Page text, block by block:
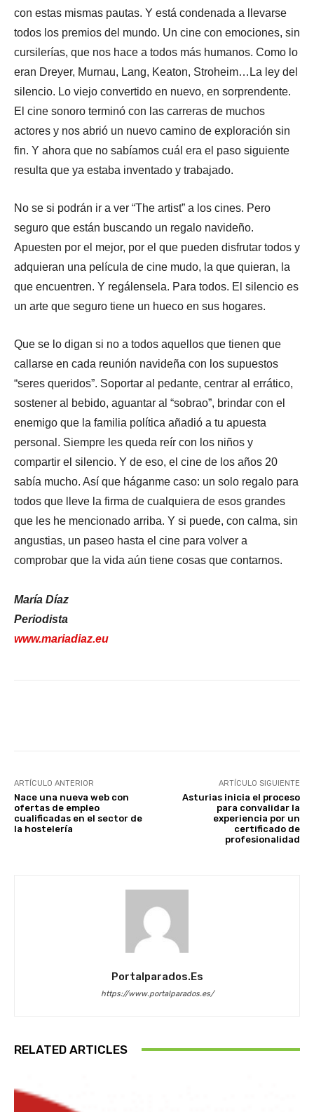
con estas mismas pautas. Y está condenada a llevarse
todos los premios del mundo. Un cine con emociones, sin
cursilerías, que nos hace a todos más humanos. Como lo
eran Dreyer, Murnau, Lang, Keaton, Stroheim…La ley del
silencio. Lo viejo convertido en nuevo, en sorprendente.
El cine sonoro terminó con las carreras de muchos
actores y nos abrió un nuevo camino de exploración sin
fin. Y ahora que no sabíamos cuál era el paso siguiente
resulta que ya estaba inventado y trabajado.
No se si podrán ir a ver “The artist” a los cines. Pero
seguro que están buscando un regalo navideño.
Apuesten por el mejor, por el que pueden disfrutar todos y
adquieran una película de cine mudo, la que quieran, la
que encuentren. Y regálensela. Para todos. El silencio es
un arte que seguro tiene un hueco en sus hogares.
Que se lo digan si no a todos aquellos que tienen que
callarse en cada reunión navideña con los supuestos
“seres queridos”. Soportar al pedante, centrar al errático,
sostener al bebido, aguantar al “sobrao”, brindar con el
enemigo que la familia política añadió a tu apuesta
personal. Siempre les queda reír con los niños y
compartir el silencio. Y de eso, el cine de los años 20
sabía mucho. Así que háganme caso: un solo regalo para
todos que lleve la firma de cualquiera de esos grandes
que les he mencionado arriba. Y si puede, con calma, sin
angustias, un paseo hasta el cine para volver a
comprobar que la vida aún tiene cosas que contarnos.
María Díaz
Periodista
www.mariadiaz.eu
ARTÍCULO ANTERIOR
Nace una nueva web con
ofertas de empleo
cualificadas en el sector de
la hostelería
ARTÍCULO SIGUIENTE
Asturias inicia el proceso
para convalidar la
experiencia por un
certificado de
profesionalidad
Portalparados.es
https://www.portalparados.es/
RELATED ARTICLES